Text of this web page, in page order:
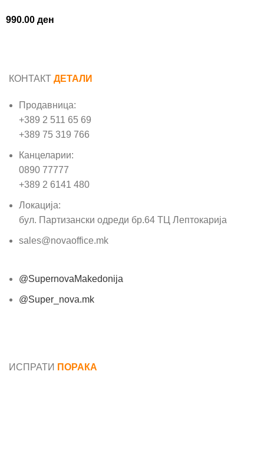
990.00ден
КОНТАКТ ДЕТАЛИ
Продавница:
+389 2 511 65 69
+389 75 319 766
Канцеларии:
0890 77777
+389 2 6141 480
Локација:
бул. Партизански одреди бр.64 ТЦ Лептокарија
sales@novaoffice.mk
@SupernovaMakedonija
@Super_nova.mk
ИСПРАТИ ПОРАКА